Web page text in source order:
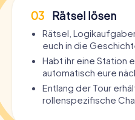
03 Rätsel lösen
Rätsel,
euch in die
Habt ihr eine Station
automatisch eure
Entlang der Tour
rollenspezifische